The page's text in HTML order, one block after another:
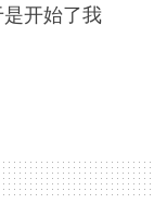
开始了我